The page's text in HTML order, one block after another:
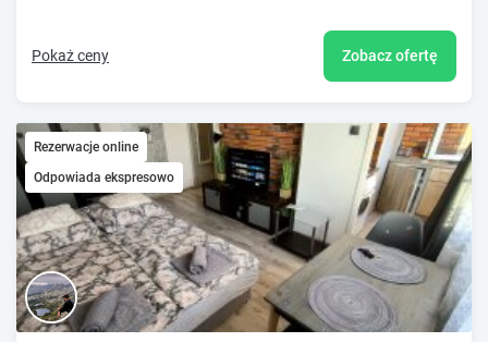
Pokaż ceny Zobacz ofertę
Rezerwacje online
Odpowiada ekspresowo